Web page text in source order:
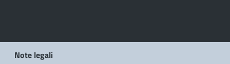
Note legali